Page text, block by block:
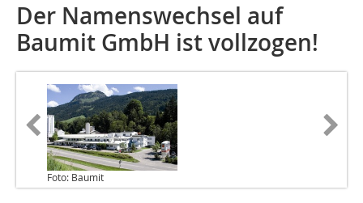
Der Namenswechsel auf
Baumit GmbH ist vollzogen!
Foto: Baumit